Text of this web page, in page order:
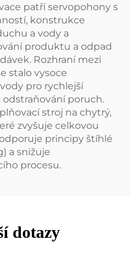
patří servopohony s
konstrukce
a vody a
produktu a odpad
Rozhraní mezi
stalo vysoce
pro rychlejší
poruch.
stroj na chytrý,
zvyšuje celkovou
principy štíhlé
a snižuje
procesu.
dotazy